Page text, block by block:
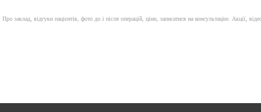
заклад, відгуки пацієнтів, фото до і після операцій, ціни, записатися на консультацію. Акції,